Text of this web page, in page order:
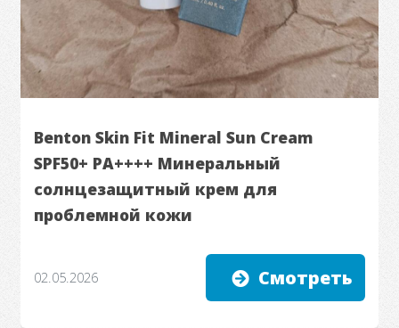
Benton Skin Fit Mineral Sun Cream
SPF50+ PA++++ Минеральный
солнцезащитный крем для
проблемной кожи
02.05.2026 Смотреть